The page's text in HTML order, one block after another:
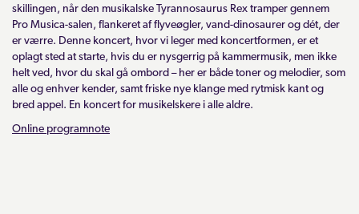
skillingen, når den musikalske Tyrannosaurus Rex tramper gennem
Pro Musica-salen, flankeret af flyveøgler, vand-dinosaurer og dét, der
er værre. Denne koncert, hvor vi leger med koncertformen, er et
oplagt sted at starte, hvis du er nysgerrig på kammermusik, men ikke
helt ved, hvor du skal gå ombord – her er både toner og melodier, som
alle og enhver kender, samt friske nye klange med rytmisk kant og
bred appel. En koncert for musikelskere i alle aldre.
Online programnote